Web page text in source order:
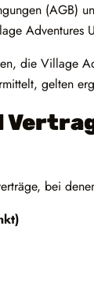
(AGB)
Adventures
die Village
gelten
bei